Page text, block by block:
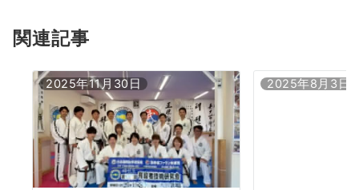
ョ
ン
関連記事
2025年11月30日 2025年8月3日